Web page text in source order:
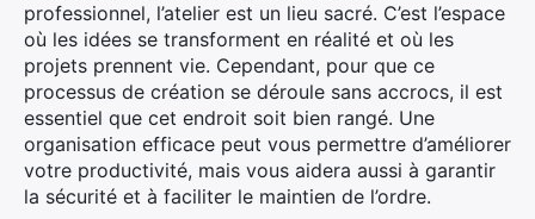
professionnel, l’atelier est un lieu sacré. C’est l’espace
où les idées se transforment en réalité et où les
projets prennent vie. Cependant, pour que ce
processus de création se déroule sans accrocs, il est
essentiel que cet endroit soit bien rangé. Une
organisation efficace peut vous permettre d’améliorer
votre productivité, mais vous aidera aussi à garantir
la sécurité et à faciliter le maintien de l’ordre.